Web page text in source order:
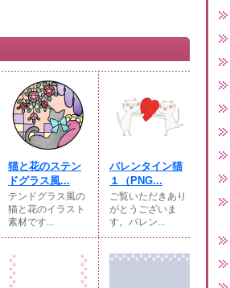
猫と花のステン
ドグラス風...
テンドグラス風の
猫と花のイラスト
素材です...
バレンタイン猫
１（PNG...
ご覧いただきあり
がとうございま
す。バレン...